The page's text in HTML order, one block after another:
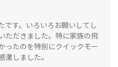
です。いろいろお願いしてし
ただきました。特に家族の飛
ったのを特別にクイックモー
激しました。